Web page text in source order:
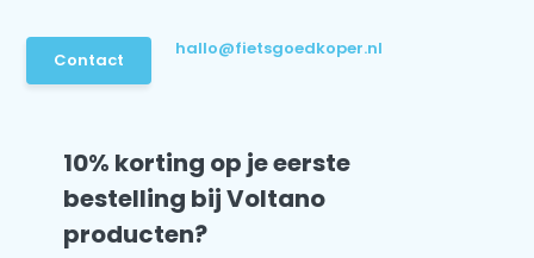
Contact
hallo@fietsgoedkoper.nl
10% korting op je eerste
bestelling bij Voltano
producten?